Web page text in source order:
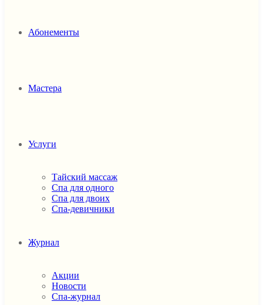
Абонементы
Мастера
Услуги
Тайский массаж
Спа для одного
Спа для двоих
Спа-девичники
Журнал
Акции
Новости
Спа-журнал